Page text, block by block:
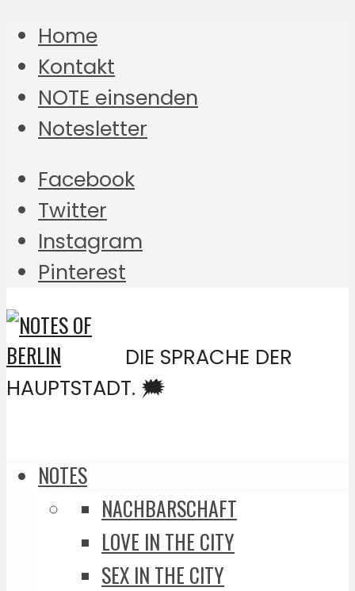
Home
Kontakt
NOTE einsenden
Notesletter
Facebook
Twitter
Instagram
Pinterest
DIE SPRACHE DER
HAUPTSTADT. 🗯️
NOTES
NACHBARSCHAFT
LOVE IN THE CITY
SEX IN THE CITY